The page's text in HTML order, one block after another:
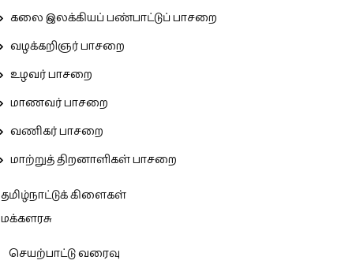
கலை இலக்கியப் பண்பாட்டுப் பாசறை
வழக்கறிஞர் பாசறை
உழவர் பாசறை
மாணவர் பாசறை
வணிகர் பாசறை
மாற்றுத் திறனாளிகள் பாசறை
தமிழ்நாட்டுக் கிளைகள்
மக்களரசு
செயற்பாட்டு வரைவு